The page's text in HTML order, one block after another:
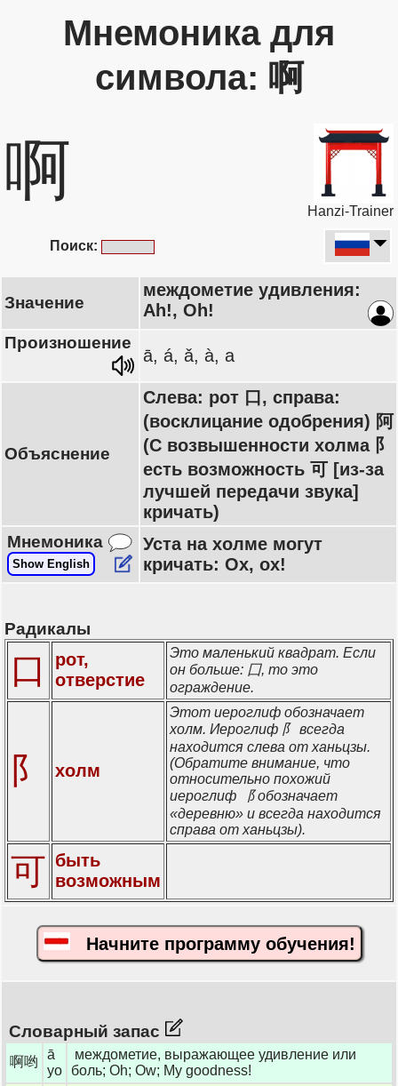
Мнемоника для
символа: 啊
啊
Hanzi-Trainer
Поиск:
Значение
междометие удивления:
Ah!, Oh!
Произношение
ā, á, ǎ, à, a
Объяснение
Слева: рот 口, справа:
(восклицание одобрения) 阿
(С возвышенности холма 阝
есть возможность 可 [из-за
лучшей передачи звука]
кричать)
Мнемоника
Show English
Уста на холме могут
кричать: Ох, ох!
Радикалы
口
рот,
отверстие
Это маленький квадрат. Если
он больше: 囗, то это
ограждение.
阝 холм
Этот иероглиф обозначает
холм. Иероглиф 阝 всегда
находится слева от ханьцзы.
(Обратите внимание, что
относительно похожий
иероглиф ⻏ обозначает
«деревню» и всегда находится
справа от ханьцзы).
可 быть
возможным
Начните программу обучения!
Словарный запас
啊哟
ā
yo
междометие, выражающее удивление или
боль; Oh; Ow; My goodness!